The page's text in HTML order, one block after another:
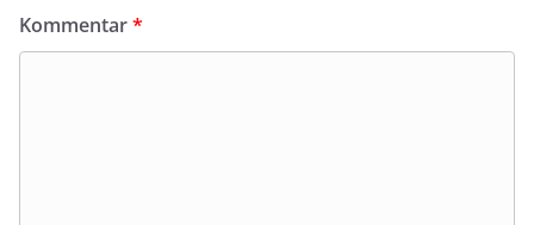
Kommentar*